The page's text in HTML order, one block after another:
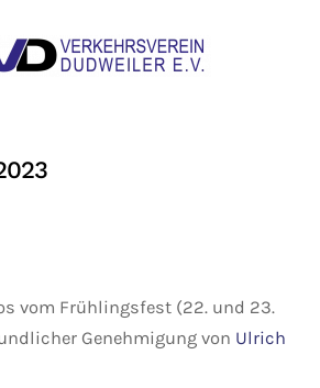
vom Frühlingsfest (22. und 23.
Genehmigung von Ulrich